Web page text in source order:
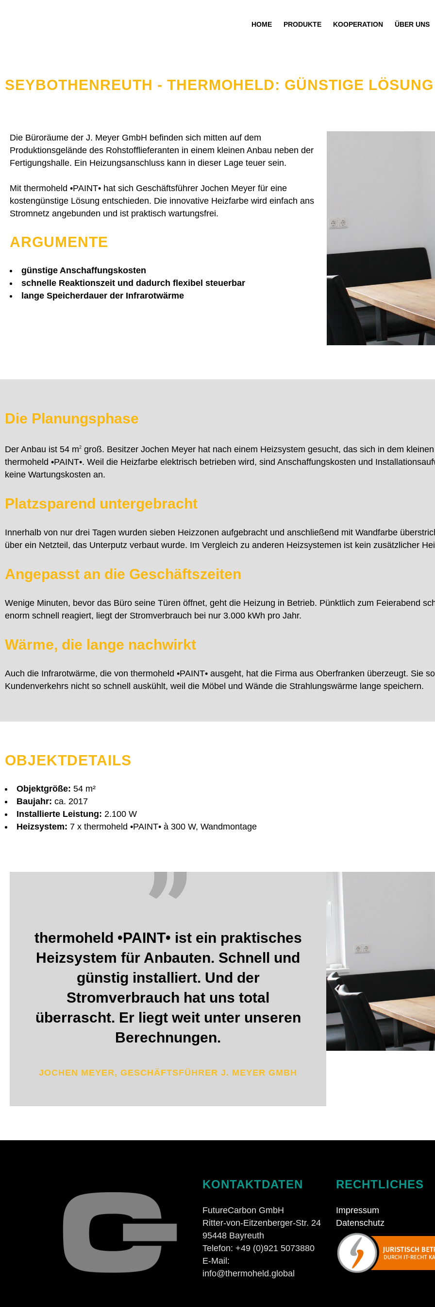
HOME PRODUKTE KOOPERATION ÜBER UNS
SEYBOTHENREUTH - THERMOHELD: GÜNSTIGE
Die Büroräume der J. Meyer GmbH befinden sich mitten auf dem
Produktionsgelände des Rohstofflieferanten in einem kleinen Anbau neben der
Fertigungshalle. Ein Heizungsanschluss kann in dieser Lage teuer sein.
Mit thermoheld •PAINT• hat sich Geschäftsführer Jochen Meyer für eine
kostengünstige Lösung entschieden. Die innovative Heizfarbe wird einfach ans
Stromnetz angebunden und ist praktisch wartungsfrei.
ARGUMENTE
günstige Anschaffungskosten
schnelle Reaktionszeit und dadurch flexibel steuerbar
lange Speicherdauer der Infrarotwärme
Die Planungsphase
Der Anbau ist 54 m2 groß. Besitzer Jochen Meyer hat nach einem Heizsystem gesucht, das sich in dem
thermoheld •PAINT•. Weil die Heizfarbe elektrisch betrieben wird, sind Anschaffungskosten und
keine Wartungskosten an.
Platzsparend untergebracht
Innerhalb von nur drei Tagen wurden sieben Heizzonen aufgebracht und anschließend mit Wandfarbe
über ein Netzteil, das Unterputz verbaut wurde. Im Vergleich zu anderen Heizsystemen ist kein zusätzlicher
Angepasst an die Geschäftszeiten
Wenige Minuten, bevor das Büro seine Türen öffnet, geht die Heizung in Betrieb. Pünktlich zum Feierabend
enorm schnell reagiert, liegt der Stromverbrauch bei nur 3.000 kWh pro Jahr.
Wärme, die lange nachwirkt
Auch die Infrarotwärme, die von thermoheld •PAINT• ausgeht, hat die Firma aus Oberfranken überzeugt. Sie
Kundenverkehrs nicht so schnell auskühlt, weil die Möbel und Wände die Strahlungswärme lange speichern.
OBJEKTDETAILS
Objektgröße: 54 m²
Baujahr: ca. 2017
Installierte Leistung: 2.100 W
Heizsystem: 7 x thermoheld •PAINT• à 300 W, Wandmontage
thermoheld •PAINT• ist ein praktisches
Heizsystem für Anbauten. Schnell und
günstig installiert. Und der
Stromverbrauch hat uns total
überrascht. Er liegt weit unter unseren
Berechnungen.
JOCHEN MEYER, GESCHÄFTSFÜHRER J. MEYER GMBH
KONTAKTDATEN
FutureCarbon GmbH
Ritter-von-Eitzenberger-Str. 24
95448 Bayreuth
Telefon: +49 (0)921 5073880
E-Mail:
info@thermoheld.global
RECHTLICHES
Impressum
Datenschutz